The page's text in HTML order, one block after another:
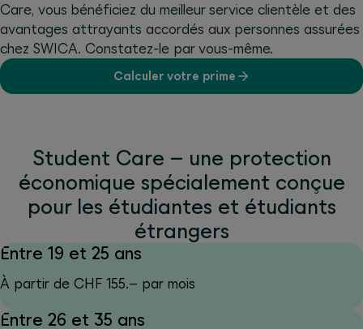
Care, vous bénéficiez du meilleur service clientèle et des
avantages attrayants accordés aux personnes assurées
chez SWICA. Constatez-le par vous-même.
Calculer votre prime
Student Care – une protection
économique spécialement conçue
pour les étudiantes et étudiants
étrangers
Entre 19 et 25 ans
À partir de CHF 155.– par mois
Entre 26 et 35 ans